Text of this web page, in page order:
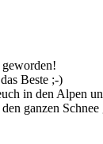
geworden!
Beste ;-)
in den Alpen
ganzen Schnee